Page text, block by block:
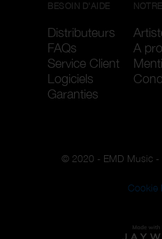
BESOIN D'AIDE
Distributeurs
FAQs
Service Client
Logiciels
Garanties
A
© 2020 - EMD Music -
Cookie